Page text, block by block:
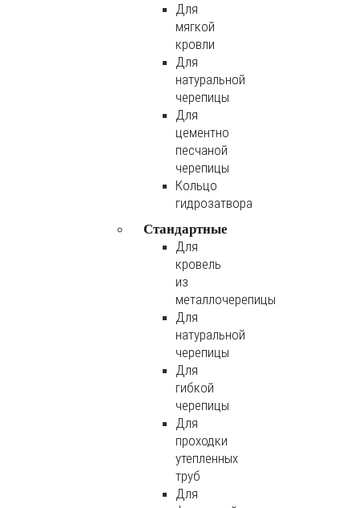
Для
мягкой
кровли
Для
натуральной
черепицы
Для
цементно
песчаной
черепицы
Кольцо
гидрозатвора
Стандартные
Для
кровель
из
металлочерепицы
Для
натуральной
черепицы
Для
гибкой
черепицы
Для
проходки
утепленных
труб
Для